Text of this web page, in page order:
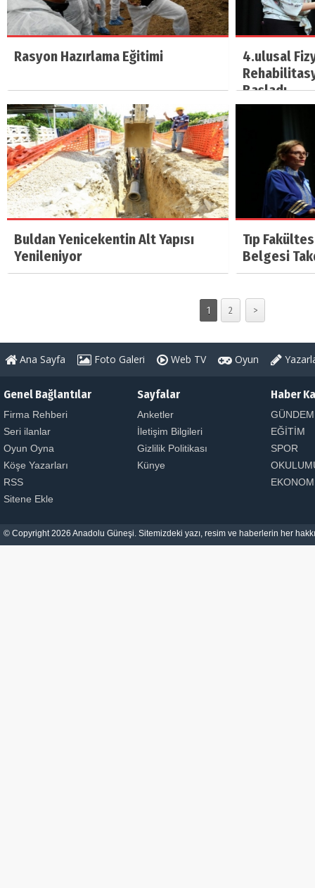
Rasyon Hazırlama Eğitimi
4.ulusal
Başladı.
Buldan Yenicekentin Alt Yapısı
Yenileniyor
Tıp
Belgesi
1 2 >
Ana Sayfa Foto Galeri Web TV Oyun
Genel Bağlantılar
Firma Rehberi
Seri ilanlar
Oyun Oyna
Köşe Yazarları
RSS
Sitene Ekle
Sayfalar
Anketler
İletişim Bilgileri
Gizlilik Politikası
Künye
Haber
GÜNDEM
EĞİTİM
SPOR
© Copyright 2026 Anadolu Güneşi. Sitemizdeki yazı, resim ve haberlerin her